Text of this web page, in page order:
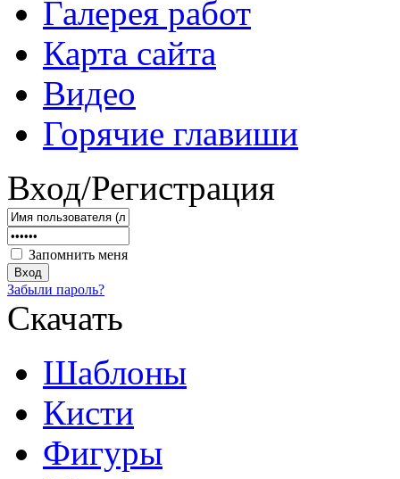
Галерея работ
Карта сайта
Видео
Горячие главиши
Вход/Регистрация
Запомнить меня
Забыли пароль?
Скачать
Шаблоны
Кисти
Фигуры